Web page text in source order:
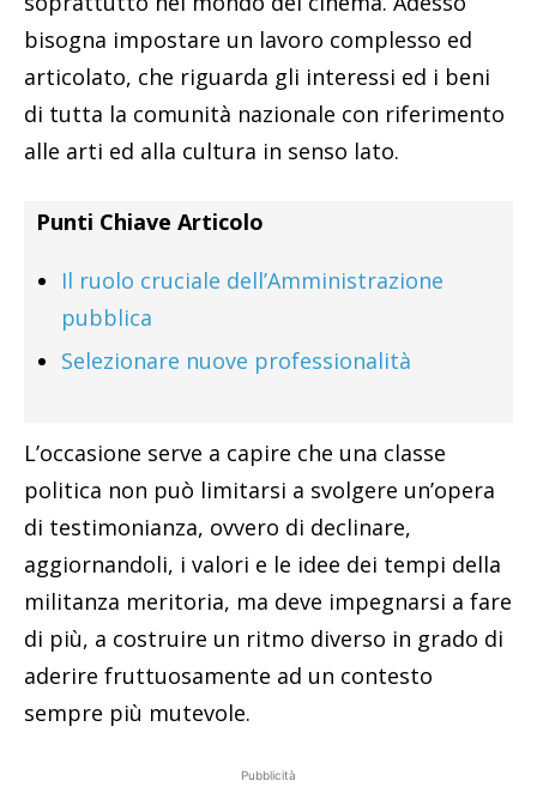
bisogna impostare un lavoro complesso ed
articolato, che riguarda gli interessi ed i beni
di tutta la comunità nazionale con riferimento
alle arti ed alla cultura in senso lato.
Punti Chiave Articolo
Il ruolo cruciale dell’Amministrazione
pubblica
Selezionare nuove professionalità
L’occasione serve a capire che una classe
politica non può limitarsi a svolgere un’opera
di testimonianza, ovvero di declinare,
aggiornandoli, i valori e le idee dei tempi della
militanza meritoria, ma deve impegnarsi a fare
di più, a costruire un ritmo diverso in grado di
aderire fruttuosamente ad un contesto
sempre più mutevole.
Pubblicità